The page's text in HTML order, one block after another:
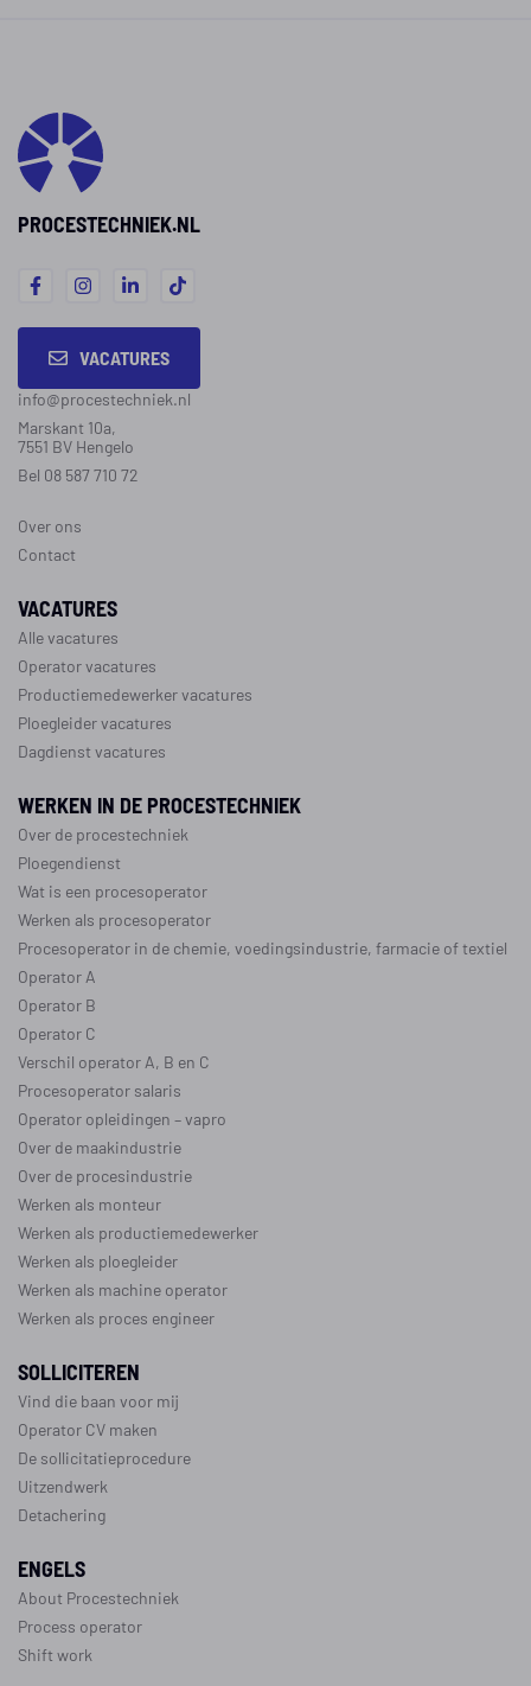
PROCESTECHNIEK.NL
VACATURES
info@procestechniek.nl
Marskant 10a,
7551 BV Hengelo
Bel 08 587 710 72
Over ons
Contact
VACATURES
Alle vacatures
Operator vacatures
Productiemedewerker vacatures
Ploegleider vacatures
Dagdienst vacatures
WERKEN IN DE PROCESTECHNIEK
Over de procestechniek
Ploegendienst
Wat is een procesoperator
Werken als procesoperator
Procesoperator in de chemie, voedingsindustrie, farmacie oftextiel
Operator A
Operator B
Operator C
Verschil operator A, B en C
Procesoperator salaris
Operator opleidingen –vapro
Over de maakindustrie
Over de procesindustrie
Werken als monteur
Werken als productiemedewerker
Werken als ploegleider
Werken als machine operator
Werken als proces engineer
SOLLICITEREN
Vind die baan voor mij
Operator CV maken
De sollicitatieprocedure
Uitzendwerk
Detachering
ENGELS
About Procestechniek
Process operator
Shift work